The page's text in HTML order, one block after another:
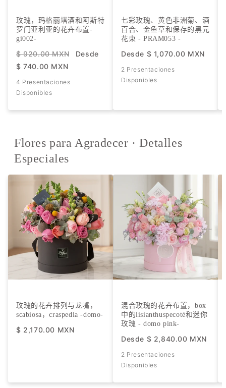
玫瑰，玛格丽塔酒和阿斯特
罗门亚利亚的花卉布置-
gi002-
$ 920.00 MXN
Desde
$ 740.00 MXN
4 Presentaciones
Disponibles
七彩玫瑰、黄色非洲菊、酒
百合、金鱼草和保存的黑元
花束 - PRAM053 -
Desde $ 1,070.00 MXN
2 Presentaciones
Disponibles
Flores para Agradecer · Detalles
Especiales
玫瑰的花卉排列与龙嘴，
scabiosa，craspedia -domo-
$ 2,170.00 MXN
混合玫瑰的花卉布置，box
中的lisianthuspecoté和迷你
玫瑰 - domo pink-
Desde $ 2,840.00 MXN
2 Presentaciones
Disponibles